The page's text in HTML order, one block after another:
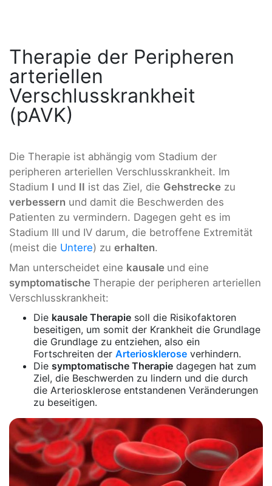
Therapie der Peripheren
arteriellen
Verschlusskrankheit
(pAVK)
Die Therapie ist abhängig vom Stadium der
peripheren arteriellen Verschlusskrankheit. Im
Stadium I und II ist das Ziel, die Gehstrecke zu
verbessern und damit die Beschwerden des
Patienten zu vermindern. Dagegen geht es im
Stadium III und IV darum, die betroffene Extremität
(meist die Untere) zu erhalten.
Man unterscheidet eine kausale und eine
symptomatische Therapie der peripheren arteriellen
Verschlusskrankheit:
Die kausale Therapie soll die Risikofaktoren
beseitigen, um somit der Krankheit die Grundlage
die Grundlage zu entziehen, also ein
Fortschreiten der Arteriosklerose verhindern.
Die symptomatische Therapie dagegen hat zum
Ziel, die Beschwerden zu lindern und die durch
die Arteriosklerose entstandenen Veränderungen
zu beseitigen.